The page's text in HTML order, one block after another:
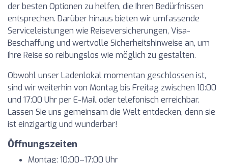
der besten Optionen zu helfen, die Ihren Bedürfnissen
entsprechen. Darüber hinaus bieten wir umfassende
Serviceleistungen wie Reiseversicherungen, Visa-
Beschaffung und wertvolle Sicherheitshinweise an, um
Ihre Reise so reibungslos wie möglich zu gestalten.
Obwohl unser Ladenlokal momentan geschlossen ist,
sind wir weiterhin von Montag bis Freitag zwischen 10:00
und 17:00 Uhr per E-Mail oder telefonisch erreichbar.
Lassen Sie uns gemeinsam die Welt entdecken, denn sie
ist einzigartig und wunderbar!
Öffnungszeiten
Montag: 10:00–17:00 Uhr